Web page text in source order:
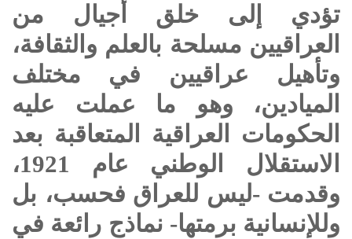
تؤدي إلى خلق أجيال من
العراقيين مسلحة بالعلم والثقافة،
وتأهيل عراقيين في مختلف
الميادين، وهو ما عملت عليه
الحكومات العراقية المتعاقبة بعد
الاستقلال الوطني عام 1921،
وقدمت -ليس للعراق فحسب، بل
وللإنسانية برمتها- نماذج رائعة في